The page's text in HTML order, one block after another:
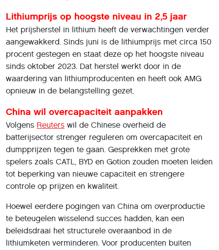
Lithiumprijs op hoogste niveau in 2,5 jaar
Het prijsherstel in lithium heeft de verwachtingen verder
aangewakkerd. Sinds juni is de lithiumprijs met circa 150
procent gestegen en staat deze op het hoogste niveau
sinds oktober 2023. Dat herstel werkt door in de
waardering van lithiumproducenten en heeft ook AMG
opnieuw in de belangstelling gezet.
China wil overcapaciteit aanpakken
Volgens Reuters wil de Chinese overheid de
batterijsector strenger reguleren om overcapaciteit en
dumpprijzen tegen te gaan. Gesprekken met grote
spelers zoals CATL, BYD en Gotion zouden moeten leiden
tot beperking van nieuwe capaciteit en strengere
controle op prijzen en kwaliteit.
Hoewel eerdere pogingen van China om overproductie
te beteugelen wisselend succes hadden, kan een
beleidsdraai het structurele overaanbod in de
lithiumketen verminderen. Voor producenten buiten